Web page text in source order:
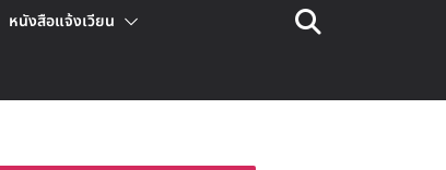
หนังสือแจ้งเวียน